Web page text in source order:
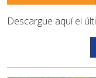
Descargue aquí el